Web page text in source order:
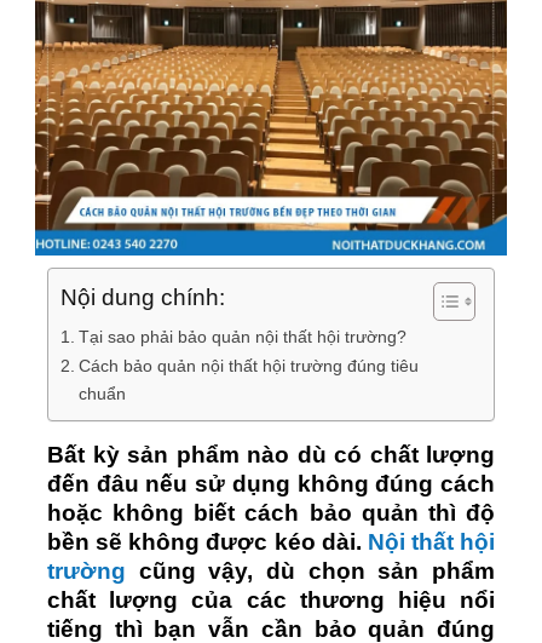
Nội dung chính:
Tại sao phải bảo quản nội thất hội trường?
Cách bảo quản nội thất hội trường đúng tiêu
chuẩn
Bất kỳ sản phẩm nào dù có chất lượng
đến đâu nếu sử dụng không đúng cách
hoặc không biết cách bảo quản thì độ
bền sẽ không được kéo dài. Nội thất hội
trường cũng vậy, dù chọn sản phẩm
chất lượng của các thương hiệu nổi
tiếng thì bạn vẫn cần bảo quản đúng